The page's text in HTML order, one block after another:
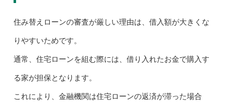
住み替えローンの審査が厳しい理由は、借入額が大きくな
りやすいためです。
通常、住宅ローンを組む際には、借り入れたお金で購入す
る家が担保となります。
これにより、金融機関は住宅ローンの返済が滞った場合